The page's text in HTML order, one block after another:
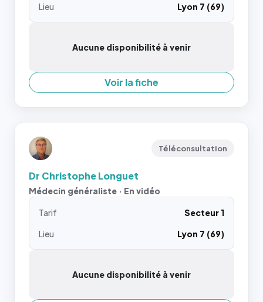
Lieu
Lyon 7 (69)
Aucune disponibilité à venir
Voir la fiche
Téléconsultation
Dr Christophe Longuet
Médecin généraliste · En vidéo
Tarif
Secteur 1
Lieu
Lyon 7 (69)
Aucune disponibilité à venir